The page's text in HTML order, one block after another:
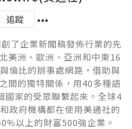
追蹤
了企業新聞稿發佈行業的先
美洲、歐洲、亞洲和中東16
倫比的辦事處網路，借助與
間的獨特關係，用40多種語
國家的受眾聯繫起來。全球4
政府機構都在使用美通社的
以上的財富500強企業。